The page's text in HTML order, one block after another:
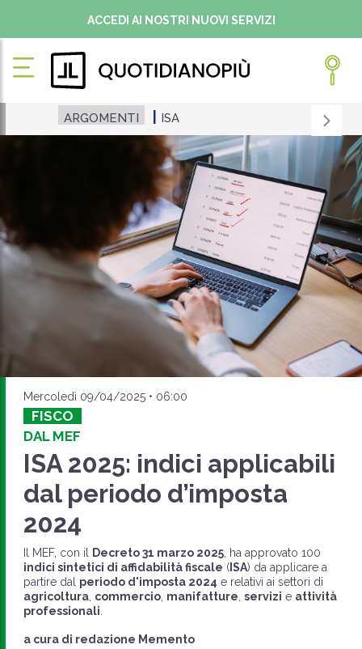
ACCEDI AI NOSTRI NUOVI SERVIZI
ARGOMENTI ISA
Mercoledì 09/04/2025 • 06:00
FISCO
DAL MEF
ISA 2025: indici applicabili
dal periodo d’imposta
2024
Il MEF, con il Decreto 31 marzo 2025, ha approvato 100
indici sintetici di affidabilità fiscale (ISA) da applicare a
partire dal periodo d'imposta 2024 e relativi ai settori di
agricoltura, commercio, manifatture servizi e attività
professionali
a cura di redazione Memento